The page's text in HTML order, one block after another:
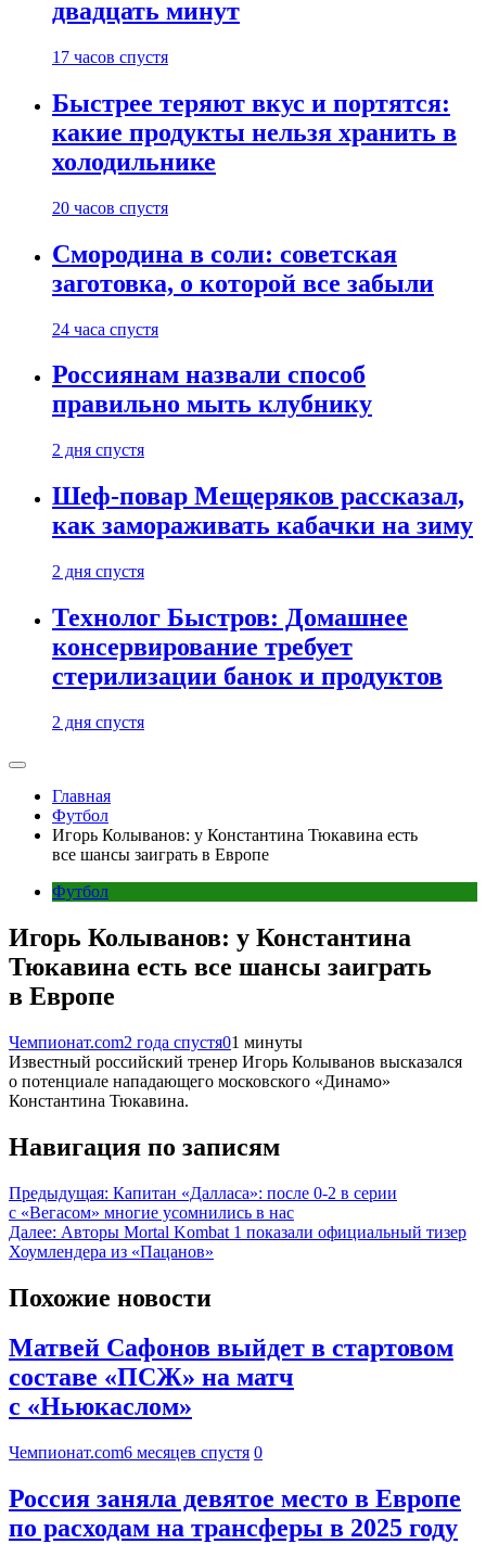
двадцать минут
17 часов спустя
Быстрее теряют вкус и портятся:
какие продукты нельзя хранить в
холодильнике
20 часов спустя
Смородина в соли: советская
заготовка, о которой все забыли
24 часа спустя
Россиянам назвали способ
правильно мыть клубнику
2 дня спустя
Шеф-повар Мещеряков рассказал,
как замораживать кабачки на зиму
2 дня спустя
Технолог Быстров: Домашнее
консервирование требует
стерилизации банок и продуктов
2 дня спустя
Главная
Футбол
Игорь Колыванов: у Константина Тюкавина есть
все шансы заиграть в Европе
Футбол
Игорь Колыванов: у Константина
Тюкавина есть все шансы заиграть
в Европе
Чемпионат.com2 года спустя01 минуты
Известный российский тренер Игорь Колыванов высказался
о потенциале нападающего московского «Динамо»
Константина Тюкавина.
Навигация по записям
Предыдущая: Капитан «Далласа»: после 0-2 в серии
с «Вегасом» многие усомнились в нас
Далее: Авторы Mortal Kombat 1 показали официальный тизер
Хоумлендера из «Пацанов»
Похожие новости
Матвей Сафонов выйдет в стартовом
составе «ПСЖ» на матч
с «Ньюкаслом»
Чемпионат.com6 месяцев спустя 0
Россия заняла девятое место в Европе
по расходам на трансферы в 2025 году